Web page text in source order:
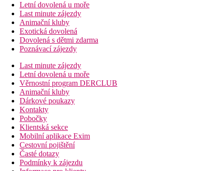
Letní dovolená u moře
Last minute zájezdy
Animační kluby
Exotická dovolená
Dovolená s dětmi zdarma
Poznávací zájezdy
Last minute zájezdy
Letní dovolená u moře
Věrnostní program DERCLUB
Animační kluby
Dárkové poukazy
Kontakty
Pobočky
Klientská sekce
Mobilní aplikace Exim
Cestovní pojištění
Časté dotazy
Podmínky k zájezdu